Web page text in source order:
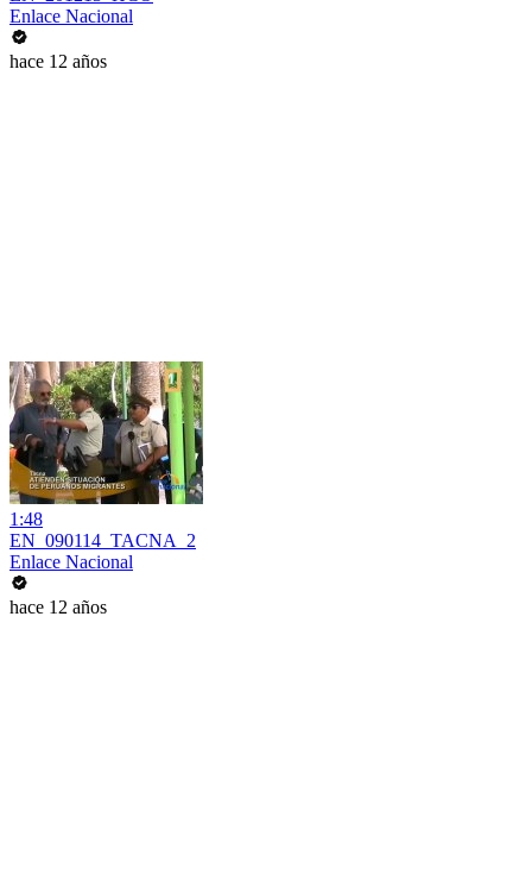
Enlace Nacional
hace 12 años
1:48
EN_090114_TACNA_2
Enlace Nacional
hace 12 años